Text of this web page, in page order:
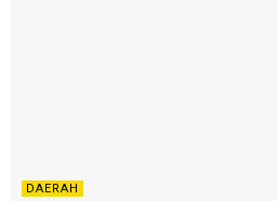
DAERAH